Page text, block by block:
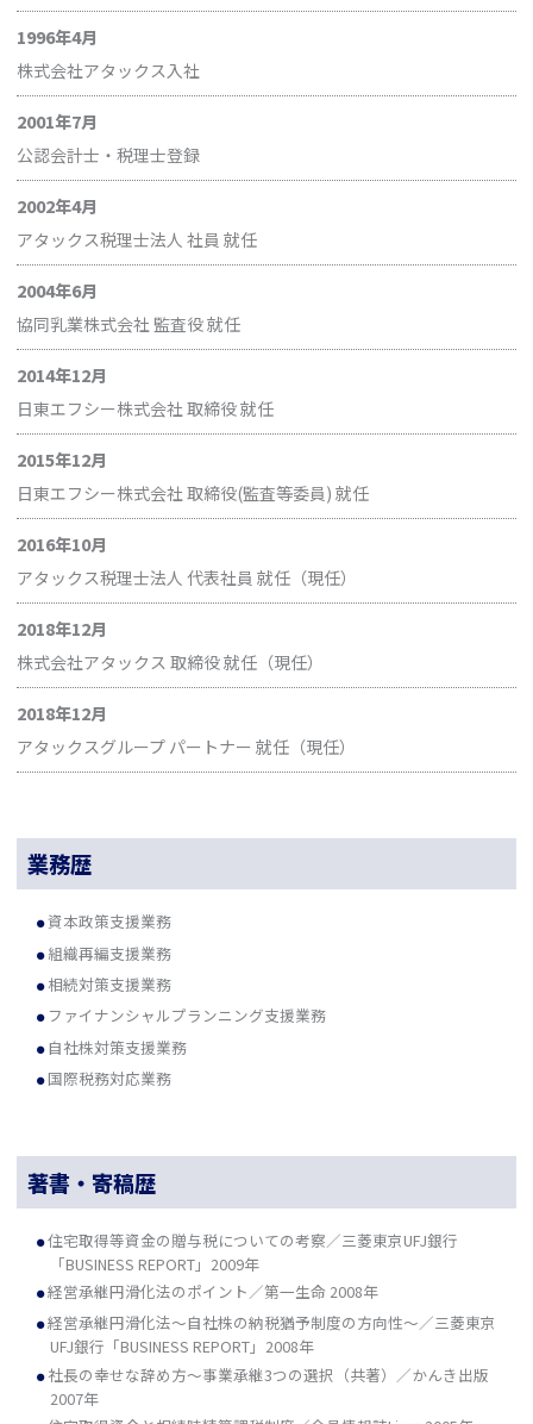
1996年4月
株式会社アタックス入社
2001年7月
公認会計士・税理士登録
2002年4月
アタックス税理士法人 社員 就任
2004年6月
協同乳業株式会社 監査役 就任
2014年12月
日東エフシー株式会社 取締役 就任
2015年12月
日東エフシー株式会社 取締役(監査等委員) 就任
2016年10月
アタックス税理士法人 代表社員 就任（現任）
2018年12月
株式会社アタックス 取締役 就任（現任）
2018年12月
アタックスグループ パートナー 就任（現任）
業務歴
資本政策支援業務
組織再編支援業務
相続対策支援業務
ファイナンシャルプランニング支援業務
自社株対策支援業務
国際税務対応業務
著書・寄稿歴
住宅取得等資金の贈与税についての考察／三菱東京UFJ銀行
「BUSINESS REPORT」2009年
経営承継円滑化法のポイント／第一生命 2008年
経営承継円滑化法～自社株の納税猶予制度の方向性～／三菱東京
UFJ銀行「BUSINESS REPORT」2008年
社長の幸せな辞め方～事業承継3つの選択（共著）／かんき出版
2007年